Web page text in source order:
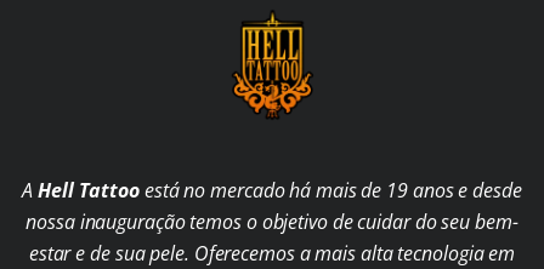
AHell Tattooestá no mercado há mais de 19 anos e desde
nossa inauguração temos o objetivo de cuidar do seu bem-
estar e de sua pele. Oferecemos a mais alta tecnologia em